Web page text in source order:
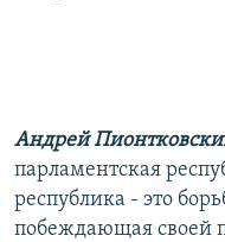
Андрей
парламентская
республика - это
побеждающая своей